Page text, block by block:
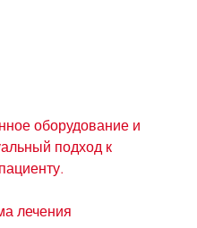
подход к
лечения